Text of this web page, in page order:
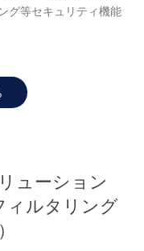
グ等セキュリティ機能
ューション
ィルタリング